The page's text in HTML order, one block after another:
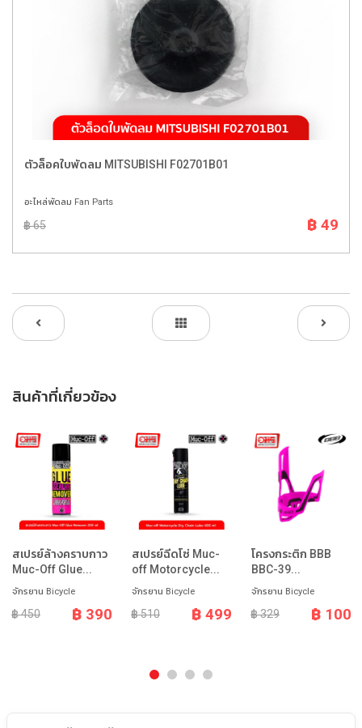
ตัวล็อคใบพัดลม MITSUBISHI F02701B01
อะไหล่พัดลม Fan Parts
฿ 65 ฿ 49
สินค้าที่เกี่ยวข้อง
สเปรย์ล้างคราบกาว
Muc-Off Glue...
จักรยาน Bicycle
฿ 450 ฿ 390
สเปรย์ฉีดโซ่ Muc-
off Motorcycle...
จักรยาน Bicycle
฿ 510 ฿ 499
โครงกระติก BBB
BBC-39...
จักรยาน Bicycle
฿ 329 ฿ 100